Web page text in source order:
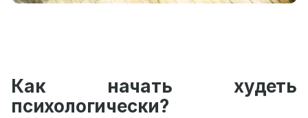
Как начать худеть
психологически?